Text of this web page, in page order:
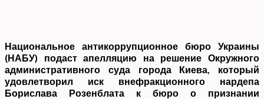
Национальное антикоррупционное бюро Украины
(НАБУ) подаст апелляцию на решение Окружного
административного суда города Киева, который
удовлетворил иск внефракционного нардепа
Борислава Розенблата к бюро о признании